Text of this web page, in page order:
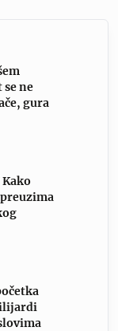
ne
gura